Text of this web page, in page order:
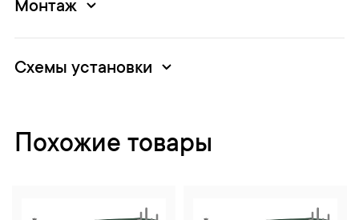
Монтаж
Схемы установки
Похожие товары